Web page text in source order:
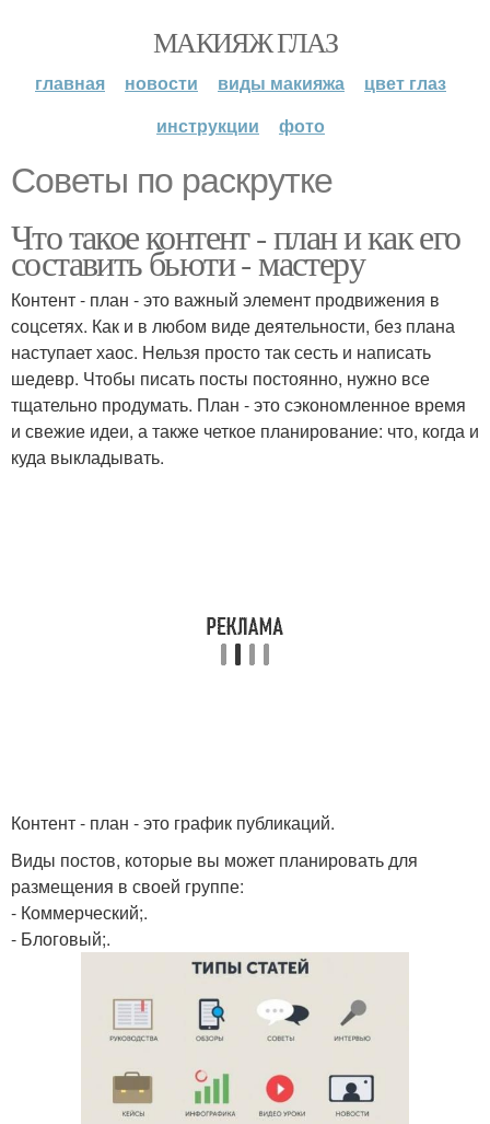
МАКИЯЖ ГЛАЗ
главная новости виды макияжа
цвет глаз
инструкции
фото
Советы по раскрутке
Что такое контент - план и как его
составить бьюти - мастеру
Контент - план - это важный элемент продвижения в
соцсетях. Как и в любом виде деятельности, без плана
наступает хаос. Нельзя просто так сесть и написать
шедевр. Чтобы писать посты постоянно, нужно все
тщательно продумать. План - это сэкономленное время
и свежие идеи, а также четкое планирование: что, когда и
куда выкладывать.
Контент - план - это график публикаций.
Виды постов, которые вы может планировать для
размещения в своей группе:
- Коммерческий;.
- Блоговый;.